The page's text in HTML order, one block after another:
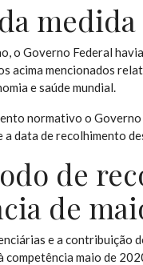
medida
o Governo Federal
acima mencionados
e saúde mundial.
normativo o
data de recolhimento
de
de
e a contribuição
maio de